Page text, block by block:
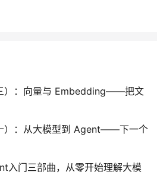
）：向量与 Embedding——把文
）：从大模型到 Agent——下一个
入门三部曲，从零开始理解大模